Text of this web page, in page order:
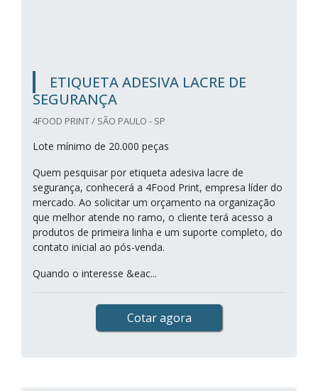
ETIQUETA ADESIVA LACRE DE
SEGURANÇA
4FOOD PRINT / SÃO PAULO - SP
Lote mínimo de 20.000 peças
Quem pesquisar por etiqueta adesiva lacre de
segurança, conhecerá a 4Food Print, empresa líder do
mercado. Ao solicitar um orçamento na organização
que melhor atende no ramo, o cliente terá acesso a
produtos de primeira linha e um suporte completo, do
contato inicial ao pós-venda.
Quando o interesse &eac...
Cotar agora